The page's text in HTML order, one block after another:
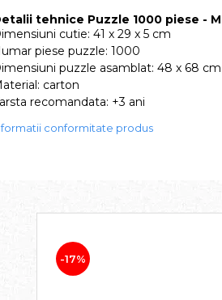
tehnice Puzzle 1000 piese -
cutie: 41 x 29 x 5 cm
piese puzzle: 1000
puzzle asamblat: 48 x 68 cm
carton
recomandata: +3 ani
conformitate produs
-17%